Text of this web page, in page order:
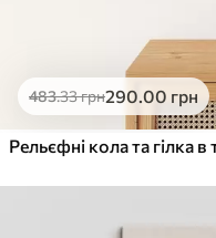
Еко-Преміум
.00грн
✓Яскраві, насичені
Поверхня з текстурою
483.33грн290.00 грн